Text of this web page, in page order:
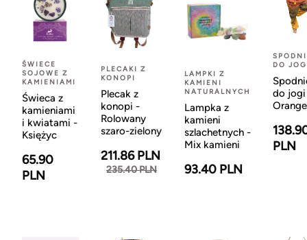
ŚWIECE
SOJOWE Z
KAMIENIAMI
Świeca z
kamieniami
i kwiatami -
Księżyc
65.90
PLN
PLECAKI Z
KONOPI
Plecak z
konopi -
Rolowany
szaro-zielony
211.86 PLN
235.40 PLN
LAMPKI Z
KAMIENI
NATURALNYCH
Lampka z
kamieni
szlachetnych -
Mix kamieni
93.40 PLN
DO
do
Orange
PLN